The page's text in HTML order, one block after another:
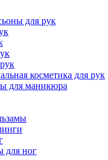
для рук
косметика для рук
для маникюра
для ног